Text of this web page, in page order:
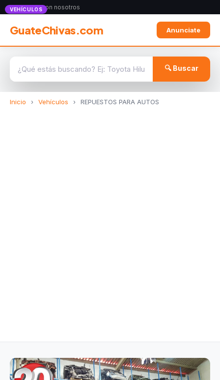
Anunciate con nosotros
GuateChivas.com Anunciate
🔍 Buscar
Inicio › Vehículos › REPUESTOS PARA AUTOS
VEHÍCULOS